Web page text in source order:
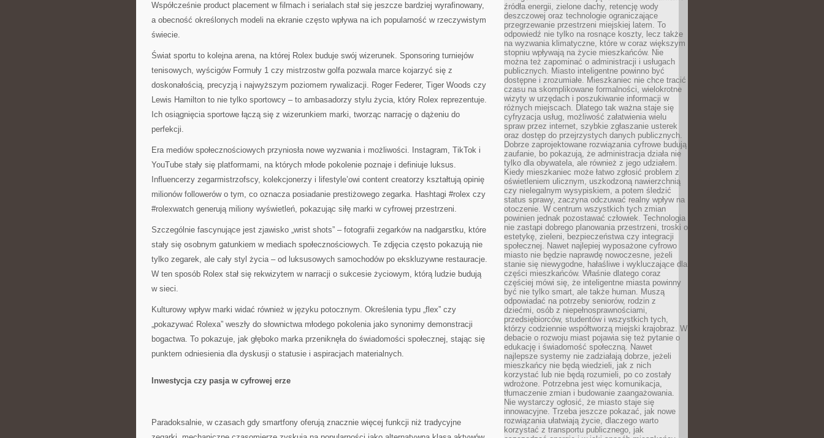
Współcześnie product placement w filmach i serialach stał się jeszcze bardziej wyrafinowany,
a obecność określonych modeli na ekranie często wpływa na ich popularność w rzeczywistym
świecie.
Świat sportu to kolejna arena, na której Rolex buduje swój wizerunek. Sponsoring turniejów
tenisowych, wyścigów Formuły 1 czy mistrzostw golfa pozwala marce kojarzyć się z
doskonałością, precyzją i najwyższym poziomem rywalizacji. Roger Federer, Tiger Woods czy
Lewis Hamilton to nie tylko sportowcy – to ambasadorzy stylu życia, który Rolex reprezentuje.
Ich osiągnięcia sportowe łączą się z wizerunkiem marki, tworząc narrację o dążeniu do
perfekcji.
Era mediów społecznościowych przyniosła nowe wyzwania i możliwości. Instagram, TikTok i
YouTube stały się platformami, na których młode pokolenie poznaje i definiuje luksus.
Influencerzy zegarmistrzofscy, kolekcjonerzy i lifestyle’owi content creatorzy kształtują opinię
milionów followerów o tym, co oznacza posiadanie prestiżowego zegarka. Hashtagi #rolex czy
#rolexwatch generują miliony wyświetleń, pokazując siłę marki w cyfrowej przestrzeni.
Szczególnie fascynujące jest zjawisko „wrist shots” – fotografii zegarków na nadgarstku, które
stały się osobnym gatunkiem w mediach społecznościowych. Te zdjęcia często pokazują nie
tylko zegarek, ale cały styl życia – od luksusowych samochodów po ekskluzywne restauracje.
W ten sposób Rolex stał się rekwizytem w narracji o sukcesie życiowym, którą ludzie budują
w sieci.
Kulturowy wpływ marki widać również w języku potocznym. Określenia typu „flex” czy
„pokazywać Rolexa” weszły do słownictwa młodego pokolenia jako synonimy demonstracji
bogactwa. To pokazuje, jak głęboko marka przeniknęła do świadomości społecznej, stając się
punktem odniesienia dla dyskusji o statusie i aspiracjach materialnych.
Inwestycja czy pasja w cyfrowej erze
Paradoksalnie, w czasach gdy smartfony oferują znacznie więcej funkcji niż tradycyjne
źródła energii, zielone dachy, retencję wody
deszczowej oraz technologie ograniczające
przegrzewanie przestrzeni miejskiej latem. To
odpowiedź nie tylko na rosnące koszty, lecz także
na wyzwania klimatyczne, które w coraz większym
stopniu wpływają na życie mieszkańców. Nie
można też zapominać o administracji i usługach
publicznych. Miasto inteligentne powinno być
dostępne i zrozumiałe. Mieszkaniec nie chce tracić
czasu na skomplikowane formalności, wielokrotne
wizyty w urzędach i poszukiwanie informacji w
różnych miejscach. Dlatego tak ważna staje się
cyfryzacja usług, możliwość załatwienia wielu
spraw przez internet, szybkie zgłaszanie usterek
oraz dostęp do przejrzystych danych publicznych.
Dobrze zaprojektowane rozwiązania cyfrowe budują
zaufanie, bo pokazują, że administracja działa nie
tylko dla obywatela, ale również z jego udziałem.
Kiedy mieszkaniec może łatwo zgłosić problem z
oświetleniem ulicznym, uszkodzoną nawierzchnią
czy nielegalnym wysypiskiem, a potem śledzić
status sprawy, zaczyna odczuwać realny wpływ na
otoczenie. W centrum wszystkich tych zmian
powinien jednak pozostawać człowiek. Technologia
nie zastąpi dobrego planowania przestrzeni, troski o
estetykę, zieleni, bezpieczeństwa czy integracji
społecznej. Nawet najlepiej wyposażone cyfrowo
miasto nie będzie naprawdę nowoczesne, jeżeli
stanie się niewygodne, hałaśliwe i wykluczające dla
części mieszkańców. Właśnie dlatego coraz
częściej mówi się, że inteligentne miasta powinny
być nie tylko smart, ale także human. Muszą
odpowiadać na potrzeby seniorów, rodzin z
dziećmi, osób z niepełnosprawnościami,
przedsiębiorców, studentów i wszystkich tych,
którzy codziennie współtworzą miejski krajobraz. W
debacie o rozwoju miast pojawia się też pytanie o
edukację i świadomość społeczną. Nawet
najlepsze systemy nie zadziałają dobrze, jeżeli
mieszkańcy nie będą wiedzieli, jak z nich
korzystać lub nie będą rozumieli, po co zostały
wdrożone. Potrzebna jest więc komunikacja,
tłumaczenie zmian i budowanie zaangażowania.
Nie wystarczy ogłosić, że miasto staje się
innowacyjne. Trzeba jeszcze pokazać, jak nowe
rozwiązania ułatwiają życie, dlaczego warto
korzystać z transportu publicznego, jak